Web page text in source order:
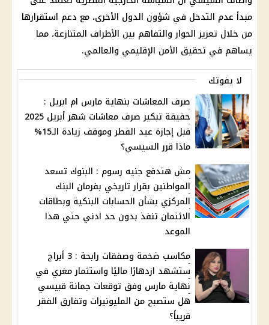
مبدأ عدم التدخل في شؤون الدول الأخرى، مع دعم استقرارها
من خلال تعزيز الحوار والتفاهم بين الأطراف المتنازعة، مما
يساهم في تحقيق الأمن الإقليمي والعالمي.
لا يفوتك
صرف المعاشات بنهاية مارس ام ابريل :
حقيقة تبكير صرف معاشات شهر أبريل 2025
قبل إجازة عيد الفطر وموقف زيادة الـ15%
ماذا قرر السيسي؟
مش هتدفع جنيه رسوم : البنوك تسعد
المواطنين بقرار تاريخي بفرمان البنك
المركزي بشأن الحسابات البنكية وبطاقات
الائتمان تنفذ بدون حد ادني حتي هذا
الموعد
مكاسب ضخمة وصفقات رابحة : 3 أبراج
ستشهد ازدهارًا ماليًا واستثمار مغري في
نهاية مارس وفق توقعات جمانة قبيسي
هل ستصبح من المليونيرات وتفارق الفقر
قريباً؟